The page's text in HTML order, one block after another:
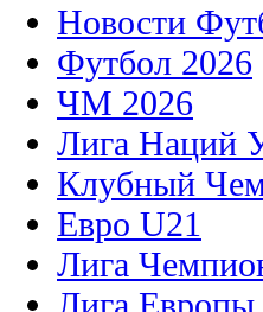
Новости
Футбол 2026
ЧМ 2026
Лига Наций
Клубный
Евро U21
Лига